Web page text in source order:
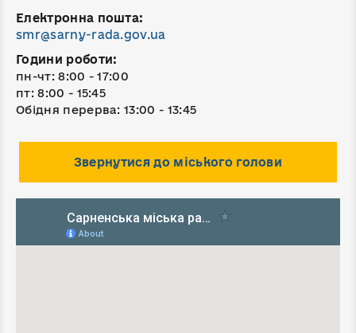
Електронна пошта:
smr@sarny-rada.gov.ua
Години роботи:
пн-чт: 8:00 - 17:00
пт: 8:00 - 15:45
Обідня перерва: 13:00 - 13:45
Звернутися до міського голови